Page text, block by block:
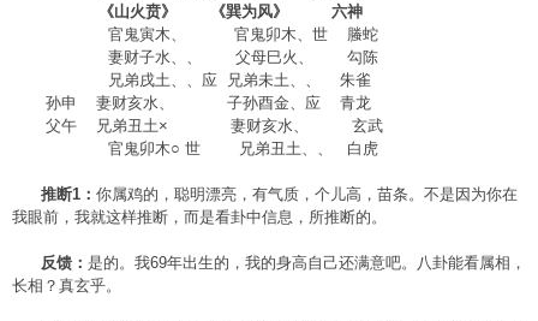
《山火贲》 《巽为风》 六神
官鬼寅木、 官鬼卯木、世 螣蛇
妻财子水、、 父母巳火、 勾陈
兄弟戌土、、应 兄弟未土、、 朱雀
孙申 妻财亥水、 子孙酉金、应 青龙
父午 兄弟丑土× 妻财亥水、 玄武
官鬼卯木○ 世 兄弟丑土、、 白虎
推断1： 你属鸡的，聪明漂亮，有气质，个儿高，苗条。不是因为你在
我眼前，我就这样推断，而是看卦中信息，所推断的。
反馈： 是的。我69年出生的，我的身高自己还满意吧。八卦能看属相，
长相？真玄乎。